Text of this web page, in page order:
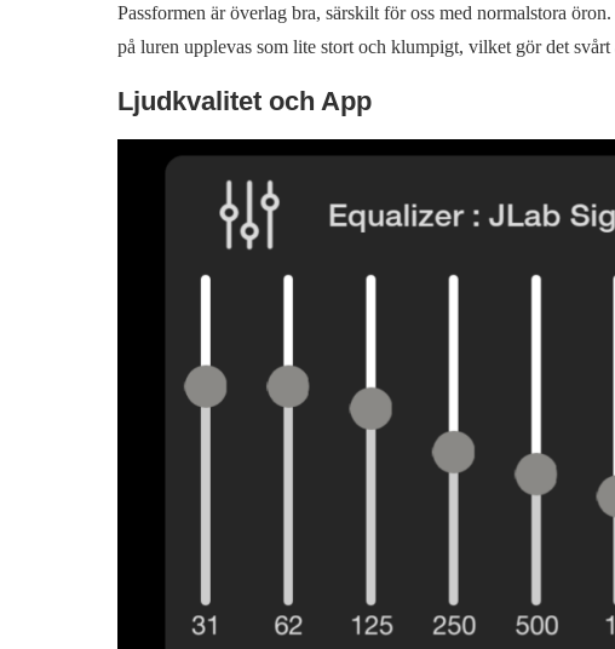
Passformen är överlag bra, särskilt för oss med normalstora
på luren upplevas som lite stort och klumpigt, vilket gör det
Ljudkvalitet och App